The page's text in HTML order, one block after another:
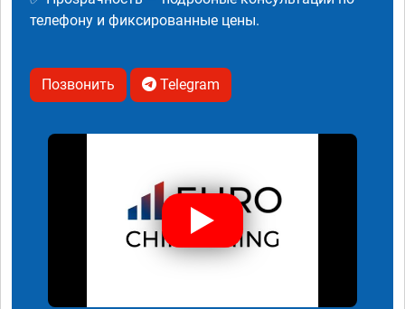
телефону и фиксированные цены.
Позвонить Telegram